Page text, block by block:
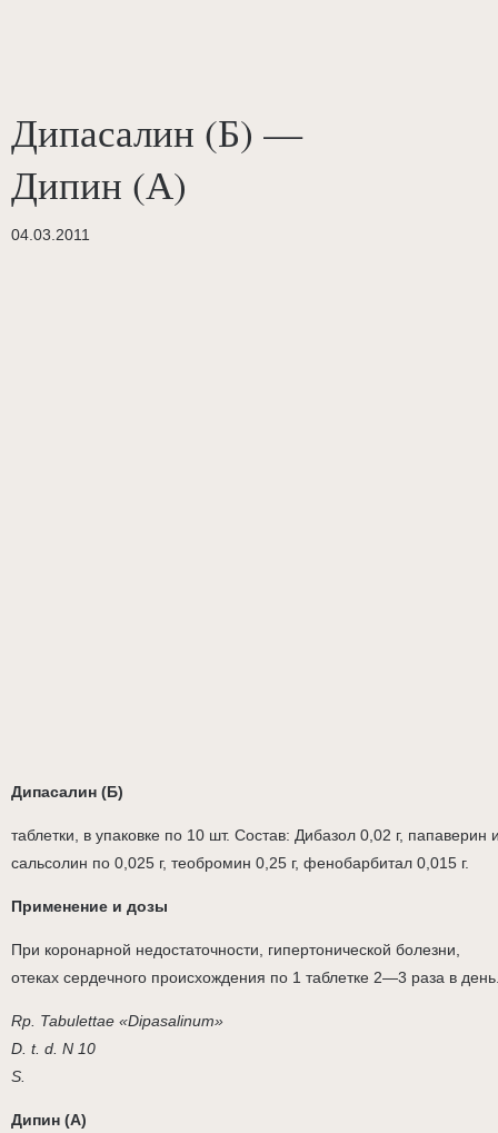
Дипасалин (Б) —
Дипин (А)
04.03.2011
Дипасалин (Б)
таблетки, в упаковке по 10 шт. Состав: Дибазол 0,02 г, папаверин
сальсолин по 0,025 г, теобромин 0,25 г, фенобарбитал 0,015 г.
Применение и дозы
При коронарной недостаточности, гипертонической болезни,
отеках сердечного происхождения по 1 таблетке 2—3 раза в
Rp. Tabulettae «Dipasalinum»
D. t. d. N 10
S.
Дипин (А)